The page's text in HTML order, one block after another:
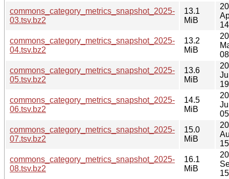
commons_category_metrics_snapshot_2025-
03.tsv.bz2
13.1
MiB
commons_category_metrics_snapshot_2025-
04.tsv.bz2
13.2
MiB
commons_category_metrics_snapshot_2025-
05.tsv.bz2
13.6
MiB
commons_category_metrics_snapshot_2025-
06.tsv.bz2
14.5
MiB
commons_category_metrics_snapshot_2025-
07.tsv.bz2
15.0
MiB
commons_category_metrics_snapshot_2025-
08.tsv.bz2
16.1
MiB